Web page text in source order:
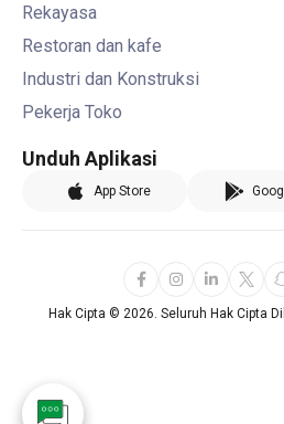
Rekayasa
Restoran dan kafe
Industri dan Konstruksi
Pekerja Toko
Unduh Aplikasi
App Store
Hak Cipta © 2026. Seluruh Hak Cipta